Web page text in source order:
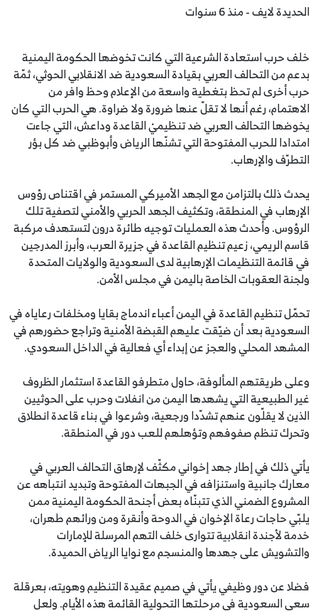
الحديدة لايف - منذ 6 سنوات
خلف حرب استعادة الشرعية التي كانت تخوضها الحكومة اليمنية
بدعم من التحالف العربي بقيادة السعودية ضد الانقلابي الحوثي، ثمّة
حرب أخرى لم تحظ بتغطية واسعة من الإعلام وحظ وافر من
الاهتمام، رغم أنها لا تقلّ عنها ضرورة ولا ضراوة. هي الحرب التي كان
يخوضها التحالف العربي ضد تنظيميْ القاعدة وداعش، التي جاءت
امتدادا للحرب المفتوحة التي تشنّها الرياض وأبوظبي ضد كل بؤر
التطرّف والإرهاب.
يحدث ذلك بالتزامن مع الجهد الأميركي المستمر في اقتناص رؤوس
الإرهاب في المنطقة، وتكثيف الجهد الحربي والأمني لتصفية تلك
الرؤوس. وأحدث هذه العمليات توجيه طائرة درون لتستهدف مركبة
قاسم الريمي، زعيم تنظيم القاعدة في جزيرة العرب، وأبرز المدرجين
في قائمة التنظيمات الإرهابية لدى السعودية والولايات المتحدة
ولجنة العقوبات الخاصة باليمن في مجلس الأمن.
تحمّل تنظيم القاعدة في اليمن أعباء اندماج بقايا ومخلفات رعاياه في
السعودية بعد أن ضيّقت عليهم القبضة الأمنية وتراجع حضورهم في
المشهد المحلي والعجز عن إبداء أي فعالية في الداخل السعودي.
وعلى طريقتهم المألوفة، حاول متطرفو القاعدة استثمار الظروف
غير الطبيعية التي يشهدها اليمن من انفلات وحرب على الحوثيين
الذين لا يقلّون عنهم تشدّدا ورجعية، وشرعوا في بناء قاعدة انطلاق
وتحرك تنظم صفوفهم وتؤهلهم للعب دور في المنطقة.
يأتي ذلك في إطار جهد إخواني مكثّف لإرهاق التحالف العربي في
معارك جانبية واستنزافه في الجبهات المفتوحة وتبديد انتباهه عن
المشروع الضمني الذي تتبنّاه بعض أجنحة الحكومة اليمنية ممن
يلبّي حاجات رعاة الإخوان في الدوحة وأنقرة ومن ورائهم طهران،
خدمة لأجندة انقلابية تتوارى خلف التهم المرسلة للإمارات
والتشويش على جهدها والمنسجم مع نوايا الرياض الحميدة.
فضلا عن دور وظيفي يأتي في صميم عقيدة التنظيم وهويته، بعرقلة
سعي السعودية في مرحلتها التحولية القائمة هذه الأيام. ولعل